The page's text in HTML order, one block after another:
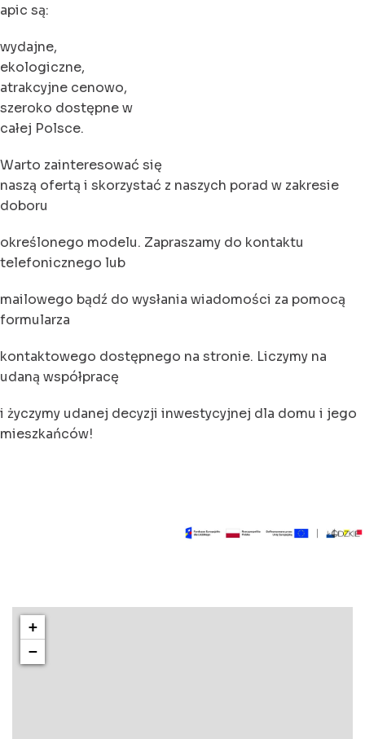
apic są:
wydajne,
ekologiczne,
atrakcyjne cenowo,
szeroko dostępne w
całej Polsce.
Warto zainteresować się
naszą ofertą i skorzystać z naszych porad w zakresie
doboru
określonego modelu. Zapraszamy do kontaktu
telefonicznego lub
mailowego bądź do wysłania wiadomości za pomocą
formularza
kontaktowego dostępnego na stronie. Liczymy na
udaną współpracę
i życzymy udanej decyzji inwestycyjnej dla domu i jego
mieszkańców!
+
−